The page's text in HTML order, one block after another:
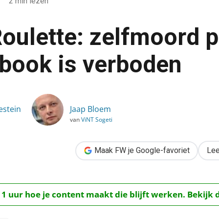
zelfmoord
is verboden
Jaap Bloem
vanViNT Sogeti
Maak FW je Google-favoriet
1 uur hoe je content maakt die blijft werken. Bekijk